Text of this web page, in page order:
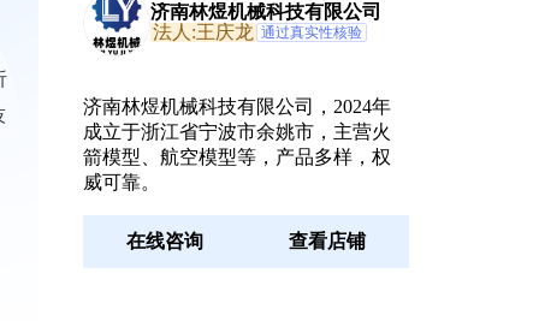
济南林煜机械科技有限公司
法人:王庆龙 通过真实性核验
济南林煜机械科技有限公司，2024年
成立于浙江省宁波市余姚市，主营火
箭模型、航空模型等，产品多样，权
威可靠。
在线咨询 查看店铺